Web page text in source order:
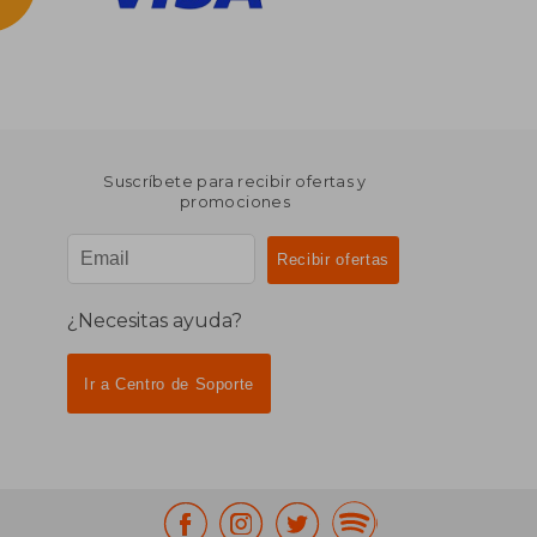
Suscríbete para recibir ofertas y
promociones
¿Necesitas ayuda?
Ir a Centro de Soporte